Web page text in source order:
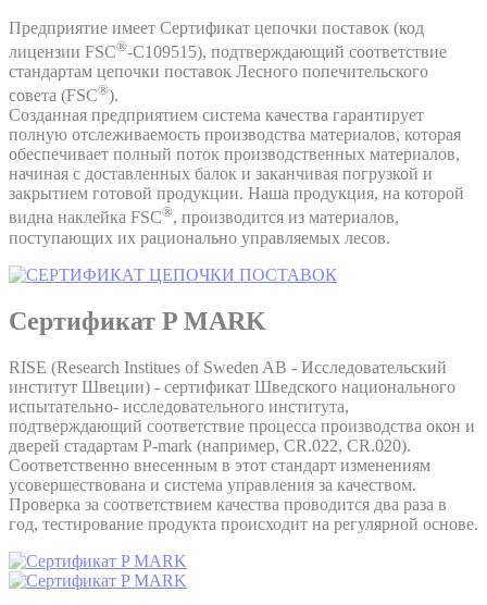
Предприятие имеет Сертификат цепочки поставок (код
лицензии FSC®-C109515), подтверждающий соответствие
стандартам цепочки поставок Лесного попечительского
совета (FSC®).
Созданная предприятием система качества гарантирует
полную отслеживаемость производства материалов, которая
обеспечивает полный поток производственных материалов,
начиная с доставленных балок и заканчивая погрузкой и
закрытием готовой продукции. Наша продукция, на которой
видна наклейка FSC®, производится из материалов,
поступающих их рационально управляемых лесов.
Сертификат P MARK
RISE (Research Institues of Sweden AB - Исследовательский
институт Швеции) - cертификат Шведского национального
испытательно- исследовательного института,
подтверждающий соответствие процесса производства окон и
дверей стадартам P-mark (например, CR.022, CR.020).
Соответственно внесенным в этот стандарт изменениям
усовершествована и система управления за качеством.
Проверка за соответствием качества проводится два раза в
год, тестирование продукта происходит на регулярной основе.